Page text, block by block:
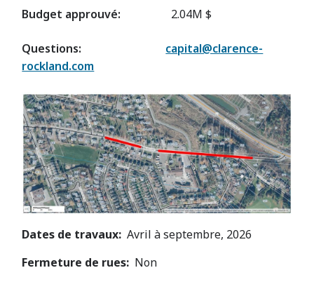
Budget approuvé: 2.04M $
Questions: capital@clarence-
rockland.com
Image
Dates de travaux Avril à septembre, 2026
Fermeture de rues Non